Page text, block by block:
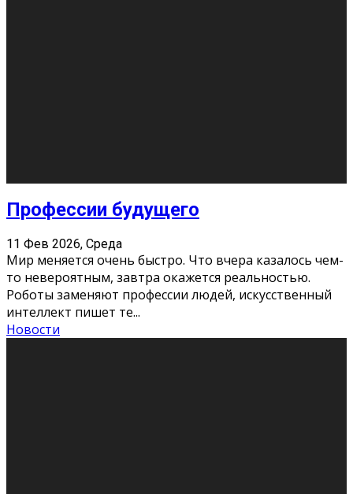
Как бороться со стрессом
11 Фев 2026, Среда
Стресс – нормальная реакция организма, когда
факторов, воздействующих на твой организм
больше, чем ресурсов. Есть советы, как бороться со
стрессовым состояни
Новости